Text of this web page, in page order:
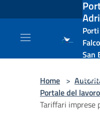
Salta al contenuto principale
San
e
Home >
Portale del
Tariffari imprese